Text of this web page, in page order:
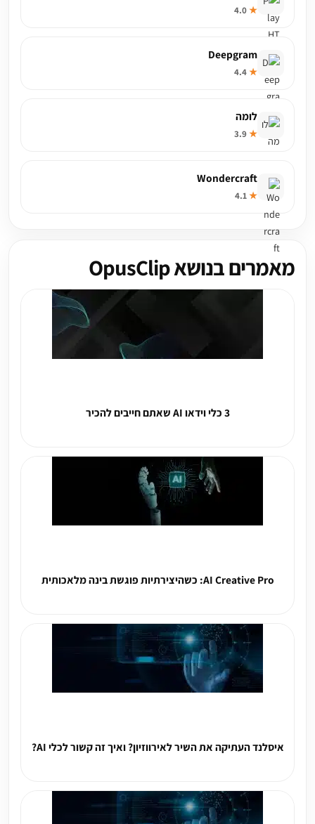
★
Deepgram
★
לומה
★
Wondercraft
★
מאמרים בנושא OpusClip
3 כלי וידאו AI שאתם חייבים להכיר
AI Creative Pro: כשהיצירתיות פוגשת בינה מלאכותית
איסלנד העתיקה את השיר לאירווזיון? ואיך זה קשור לכלי AI?